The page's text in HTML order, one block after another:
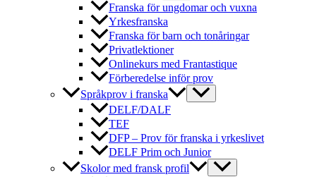
Franska för ungdomar och vuxna
Yrkesfranska
Franska för barn och tonåringar
Privatlektioner
Onlinekurs med Frantastique
Förberedelse inför prov
Språkprov i franska
DELF/DALF
TEF
DFP – Prov för franska i yrkeslivet
DELF Prim och Junior
Skolor med fransk profil